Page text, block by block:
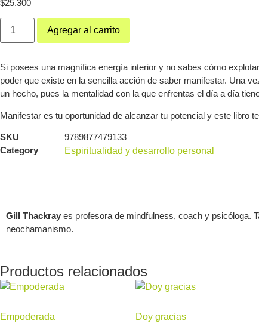
$25.300
Agregar al carrito
Si posees una magnífica energía interior y no sabes cómo
poder que existe en la sencilla acción de saber manifestar. Una
un hecho, pues la mentalidad con la que enfrentas el día a día
Manifestar es tu oportunidad de alcanzar tu potencial y este libro
SKU
9789877479133
Category
Espiritualidad y desarrollo personal
Gill Thackray es profesora de mindfulness, coach y psicóloga.
neochamanismo.
Productos relacionados
Empoderada Doy gracias